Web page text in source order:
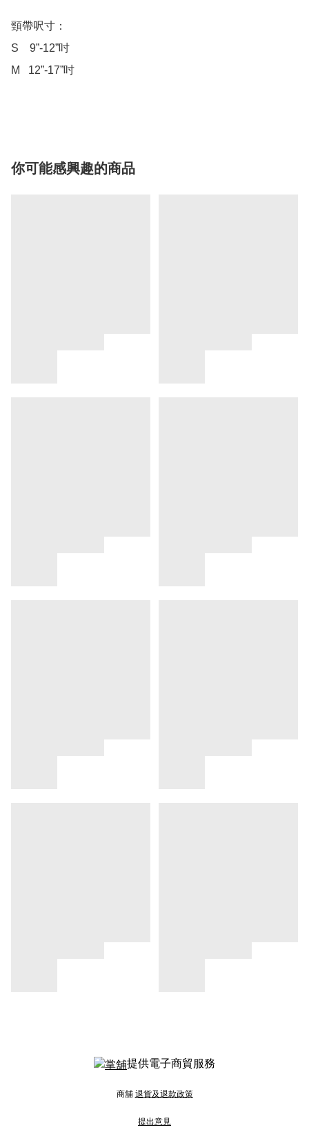
頸帶呎寸：
S    9”-12”吋
M   12”-17”吋
你可能感興趣的商品
提供電子商貿服務
商舖 退貨及退款政策
提出意見